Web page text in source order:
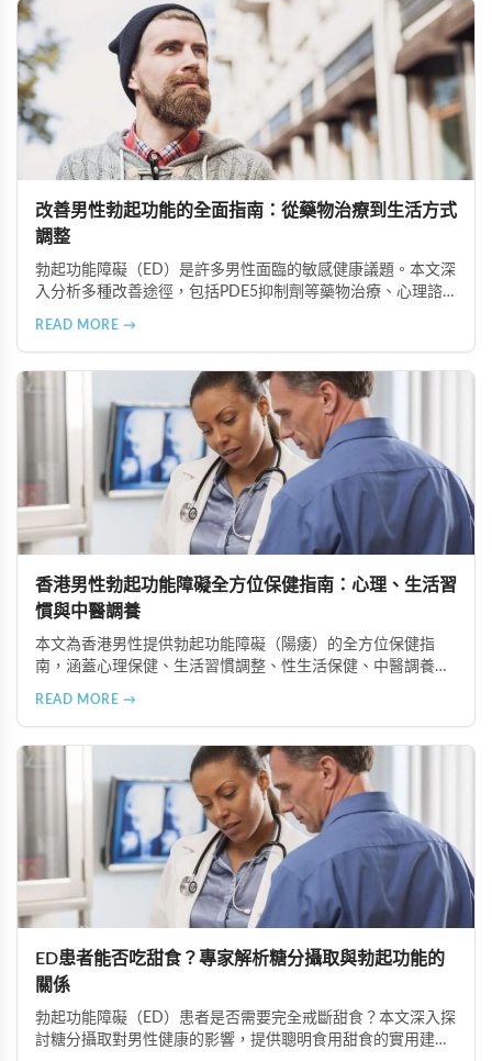
改善男性勃起功能的全面指南：從藥物治療到生活方式
調整
勃起功能障礙（ED）是許多男性面臨的敏感健康議題。本文深
入分析多種改善途徑，包括PDE5抑制劑等藥物治療、心理諮
動、健康飲食等預防措施，能有效改善性功能並重拾健康的性
READ MORE →
香港男性勃起功能障礙全方位保健指南：心理、生活習
慣與中醫調養
本文為香港男性提供勃起功能障礙（陽痿）的全方位保健指
南，涵蓋心理保健、生活習慣調整、性生活保健、中醫調養及
READ MORE →
ED患者能否吃甜食？專家解析糖分攝取與勃起功能的
關係
勃起功能障礙（ED）患者是否需要完全戒斷甜食？本文深入探
討糖分攝取對男性健康的影響，提供聰明食用甜食的實用建